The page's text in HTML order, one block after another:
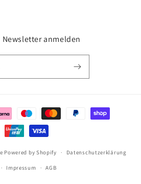
Newsletter anmelden
Powered by Shopify Datenschutzerklärung
Impressum AGB